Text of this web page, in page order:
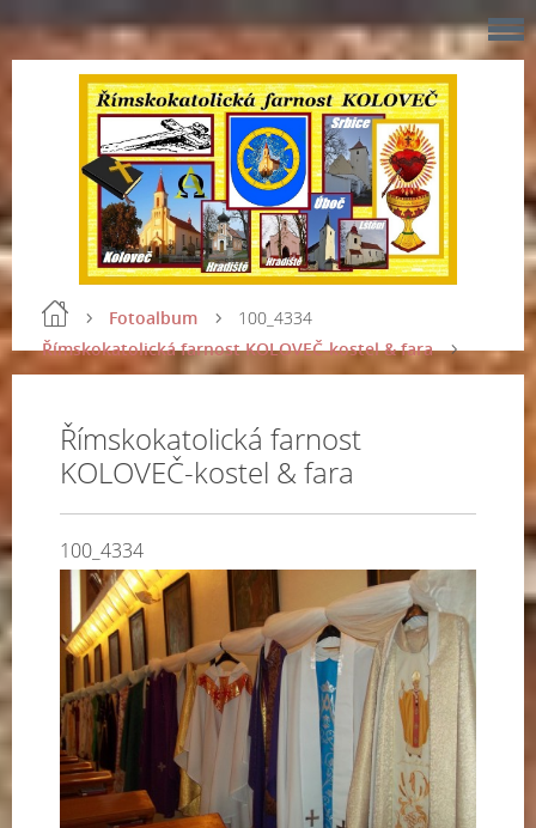
Fotoalbum
Římskokatolická farnost KOLOVEČ-kostel & fara
100_4334
Římskokatolická farnost
KOLOVEČ-kostel & fara
100_4334